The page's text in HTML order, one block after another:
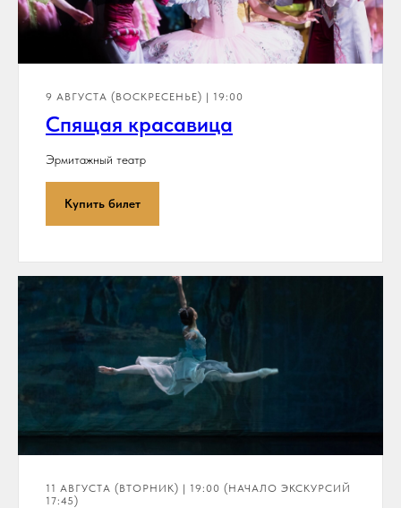
9 АВГУСТА (ВОСКРЕСЕНЬЕ) | 19:00
Спящая красавица
Эрмитажный театр
Купить билет
11 АВГУСТА (ВТОРНИК) | 19:00 (НАЧАЛО ЭКСКУРСИЙ
17:45)